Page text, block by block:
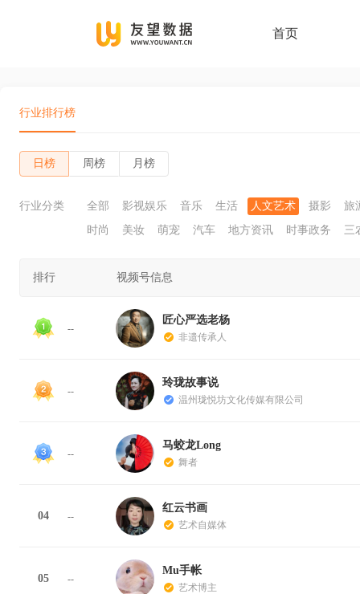
首页
行业排行榜
日榜 周榜 月榜
行业分类 全部 影视娱乐 音乐 生活 人文艺术 摄影
旅
时尚
美妆 萌宠 汽车 地方资讯 时事政务 三
排行 视频号信息
--
匠心严选老杨
非遗传承人
--
玲珑故事说
温州珑悦坊文化传媒有限公司
--
马蛟龙Long
舞者
04 --
红云书画
艺术自媒体
05 --
Mu手帐
艺术博主